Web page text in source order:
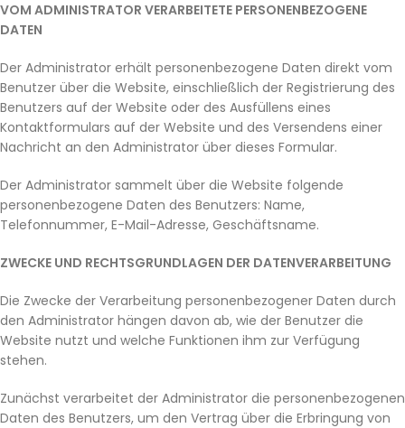
VOM ADMINISTRATOR VERARBEITETE PERSONENBEZOGENE
DATEN
Der Administrator erhält personenbezogene Daten direkt vom
Benutzer über die Website, einschließlich der Registrierung des
Benutzers auf der Website oder des Ausfüllens eines
Kontaktformulars auf der Website und des Versendens einer
Nachricht an den Administrator über dieses Formular.
Der Administrator sammelt über die Website folgende
personenbezogene Daten des Benutzers: Name,
Telefonnummer, E-Mail-Adresse, Geschäftsname.
ZWECKE UND RECHTSGRUNDLAGEN DER DATENVERARBEITUNG
Die Zwecke der Verarbeitung personenbezogener Daten durch
den Administrator hängen davon ab, wie der Benutzer die
Website nutzt und welche Funktionen ihm zur Verfügung
stehen.
Zunächst verarbeitet der Administrator die personenbezogenen
Daten des Benutzers, um den Vertrag über die Erbringung von